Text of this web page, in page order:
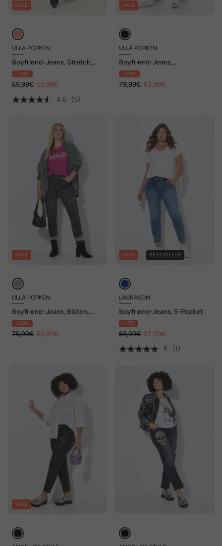
SALE
ULLA POPKEN
Boyfriend-Jeans, Stretch,
weites Bein, 5-Pocket-
Schnitt
- 20%
69,99€ 55,99€
4.6
(5)
SALE
ULLA POPKEN
Boyfriend-Jeans,
Buchstaben, 5-Pocket-Hose
- 20%
79,99€ 63,99€
SALE
ULLA POPKEN
Boyfriend-Jeans, Blüten,
Ziersteine, Stretch
- 20%
79,99€ 63,99€
SALE BESTSELLER
LAURASON
Boyfriend-Jeans, 5-Pocket
- 17%
69,99€ 57,99€
5
(1)
SALE